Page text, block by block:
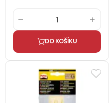
DO KOŠÍKU